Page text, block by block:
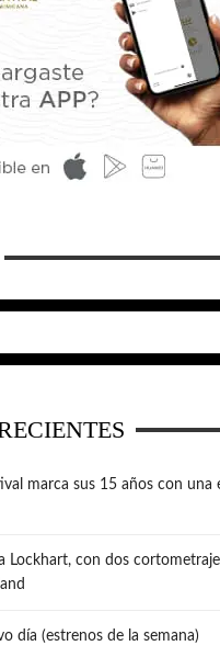
marca sus 15 años con una
Lockhart, con dos
día (estrenos de la semana)